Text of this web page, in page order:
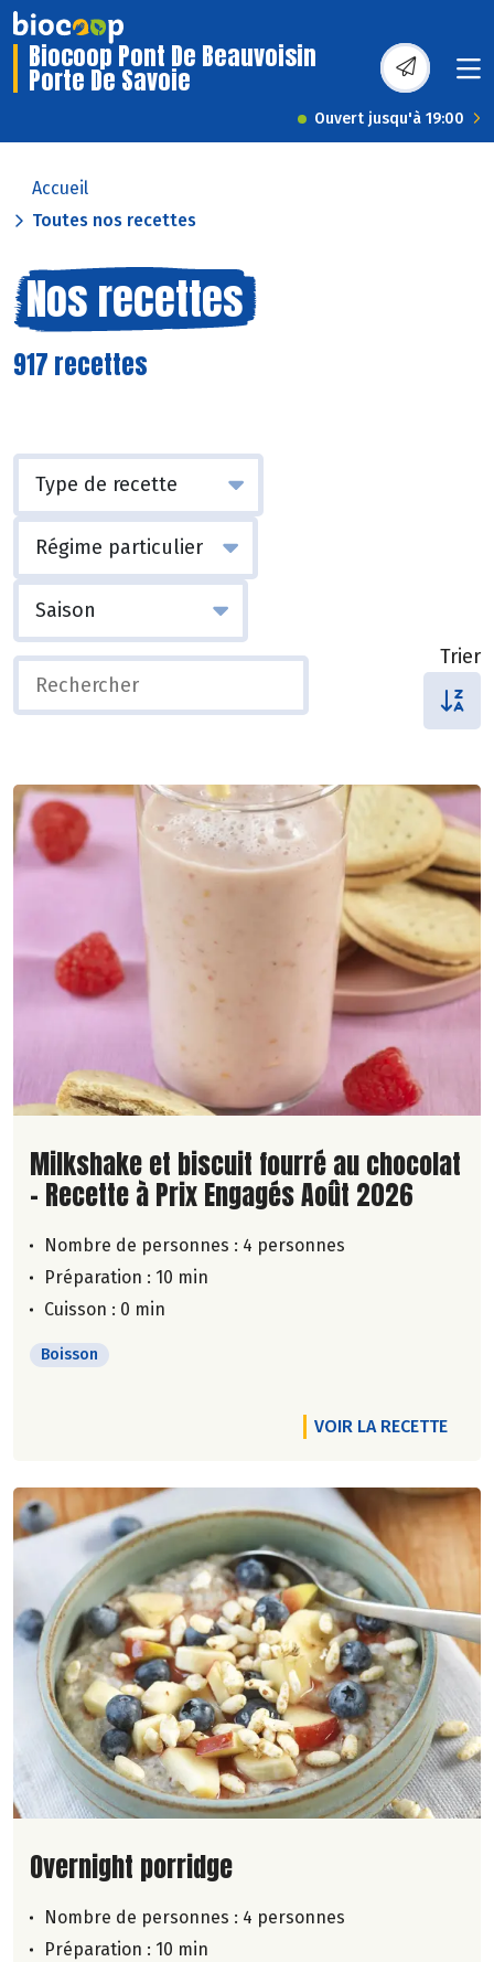
Biocoop Pont De Beauvoisin
Porte De Savoie
Ouvert jusqu'à 19:00
Accueil
Toutes nos recettes
Nos recettes
917 recettes
Trier
Lire la suite de la recette
Milkshake et biscuit fourré au chocolat
- Recette à Prix Engagés Août 2026
Nombre de personnes : 4 personnes
Préparation : 10 min
Cuisson : 0 min
Boisson
VOIR LA RECETTE
Lire la suite de la recette
Overnight porridge
Nombre de personnes : 4 personnes
Préparation : 10 min